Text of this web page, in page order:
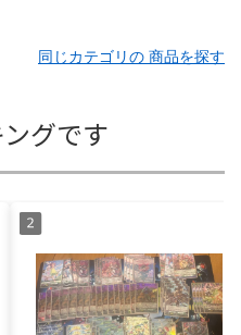
同じカテゴリの 商品を探す
グです